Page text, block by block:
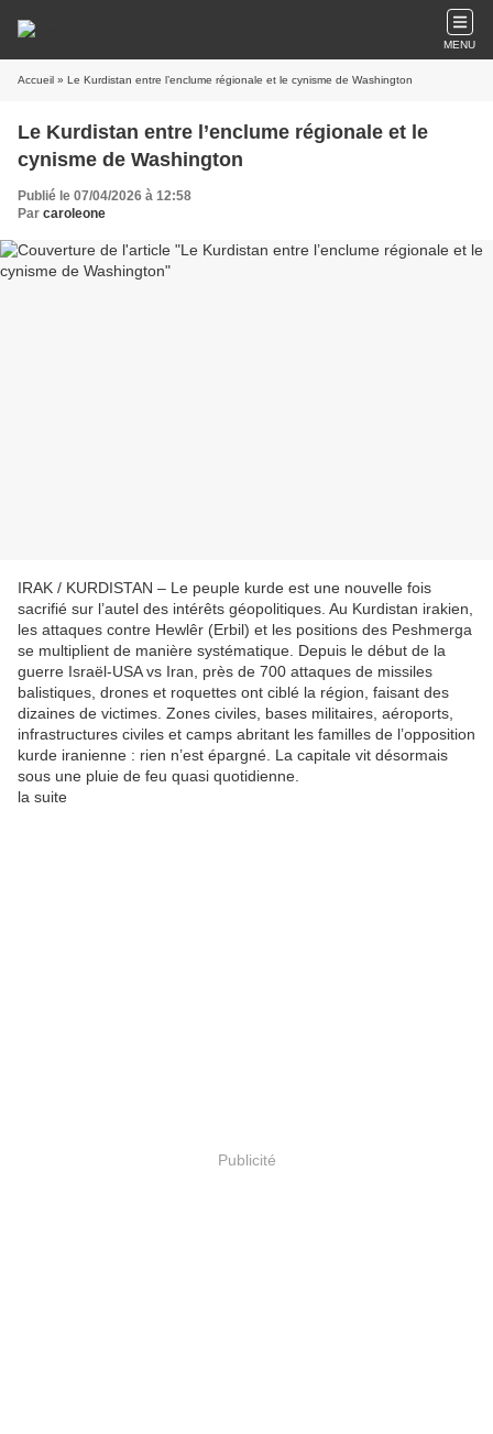
MENU
Accueil » Le Kurdistan entre l’enclume régionale et le cynisme de Washington
Le Kurdistan entre l’enclume régionale et le
cynisme de Washington
Publié le 07/04/2026 à 12:58
Par caroleone
IRAK / KURDISTAN – Le peuple kurde est une nouvelle fois
sacrifié sur l’autel des intérêts géopolitiques. Au Kurdistan irakien,
les attaques contre Hewlêr (Erbil) et les positions des Peshmerga
se multiplient de manière systématique. Depuis le début de la
guerre Israël-USA vs Iran, près de 700 attaques de missiles
balistiques, drones et roquettes ont ciblé la région, faisant des
dizaines de victimes. Zones civiles, bases militaires, aéroports,
infrastructures civiles et camps abritant les familles de l’opposition
kurde iranienne : rien n’est épargné. La capitale vit désormais
sous une pluie de feu quasi quotidienne.
la suite
Publicité